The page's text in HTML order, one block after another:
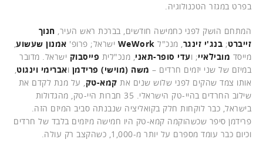
בפרט במגזר הטכנולוגיה.
המתחם הושק לפני כחמישה חודשים, בברכת ראש העיר, חנוך
זייברט; בנג'י זינגר , מנכ"ל WeWork ישראל; פרופ' אמנון שעשוע
מייסד מובילאיי; ועדי סופר-תאני , מנכ"לית פייסבוק ישראל. מדובר
במיזם של שני יזמים חרדים – משה (מוישי) פרידמן ואברימי וינגוט
אותו צמד שהקים לפני שלוש שנים את קמא-טק , על מנת לקדם את
שילוב החרדים בהיי-טק הישראלי. 35 חברות היי-טק, מהגדולות
בישראל, כבר לוקחות חלק בקואליציה שנבנתה סביב המיזם הזה.
פרידמן סיפר שכשהוקמה קמא-טק היו חמישה מיזמים בלבד של חרדים
וכיום כבר עומד מספרם על יותר מ-1,000, כשהקצב רק עולה.